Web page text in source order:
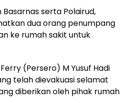
serta Polairud,
dua orang penumpang
ke rumah sakit untuk
(Persero) M Yusuf Hadi
telah dievakuasi selamat
diberikan oleh pihak rumah